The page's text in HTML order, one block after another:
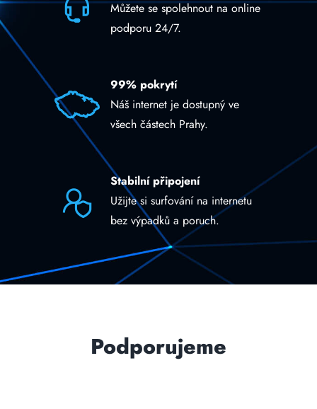
Můžete se spolehnout na online
podporu 24/7.
99% pokrytí
Náš internet je dostupný ve
všech částech Prahy.
Stabilní připojení
Užijte si surfování na internetu
bez výpadků a poruch.
Podporujeme